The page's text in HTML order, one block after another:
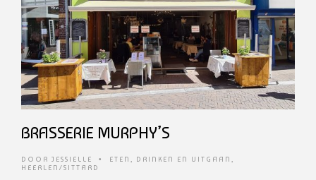
BRASSERIE MURPHY’S
DOOR JESSIELLE • ETEN, DRINKEN EN UITGAAN ,
HEERLEN/SITTARD